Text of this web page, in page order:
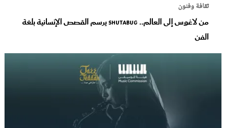
ثقافة وفنون
من لاغوس إلى العالم.. Shutabug يرسم القصص الإنسانية بلغة
الفن